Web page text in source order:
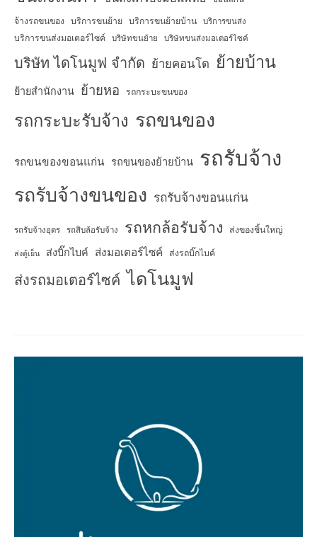
จ้างรถขนของ บริการขนย้าย บริการขนย้ายบ้าน บริการขนส่ง
บริการขนส่งมอเตอร์ไซค์ บริษัทขนย้าย บริษัทขนส่งมอเตอร์ไซค์
บริษัท ไดโนมูฟ จำกัด ย้ายคอนโด ย้ายบ้าน
ย้ายสำนักงาน ย้ายหอ รถกระบะขนของ
รถกระบะรับจ้าง รถขนของ
รถขนของขอนแก่น รถขนของย้ายบ้าน รถรับจ้าง
รถรับจ้างขนของ รถรับจ้างขอนแก่น
รถรับจ้างอุดร รถสิบล้อรับจ้าง รถหกล้อรับจ้าง ส่งของชิ้นใหญ่
ส่งตู้เย็น ส่งบิ๊กไบค์ ส่งมอเตอร์ไซค์ ส่งรถบิ๊กไบค์
ส่งรถมอเตอร์ไซค์ ไดโนมูฟ